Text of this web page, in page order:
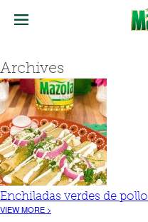
Archives
Enchiladas verdes de pollo
VIEW MORE >